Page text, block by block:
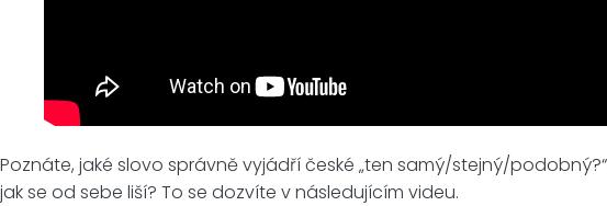
Poznáte, jaké slovo správně vyjádří české „ten samý/stejný/
jak se od sebe liší? To se dozvíte v následujícím videu.